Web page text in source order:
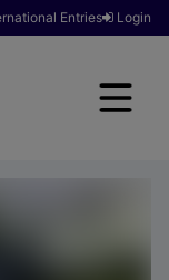
Entries Login